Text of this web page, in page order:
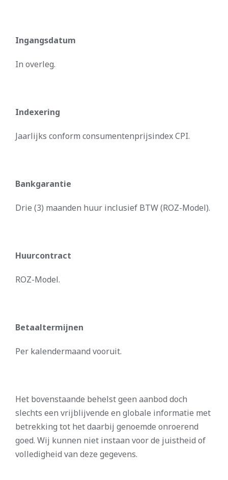
Ingangsdatum
In overleg.
Indexering
Jaarlijks conform consumentenprijsindex CPI.
Bankgarantie
Drie (3) maanden huur inclusief BTW (ROZ-Model).
Huurcontract
ROZ-Model.
Betaaltermijnen
Per kalendermaand vooruit.
Het bovenstaande behelst geen aanbod doch
slechts een vrijblijvende en globale informatie met
betrekking tot het daarbij genoemde onroerend
goed. Wij kunnen niet instaan voor de juistheid of
volledigheid van deze gegevens.